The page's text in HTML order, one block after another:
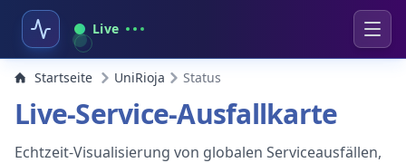
Live
Startseite UniRioja Status
Live-Service-Ausfallkarte
Echtzeit-Visualisierung von globalen Serviceausfällen,